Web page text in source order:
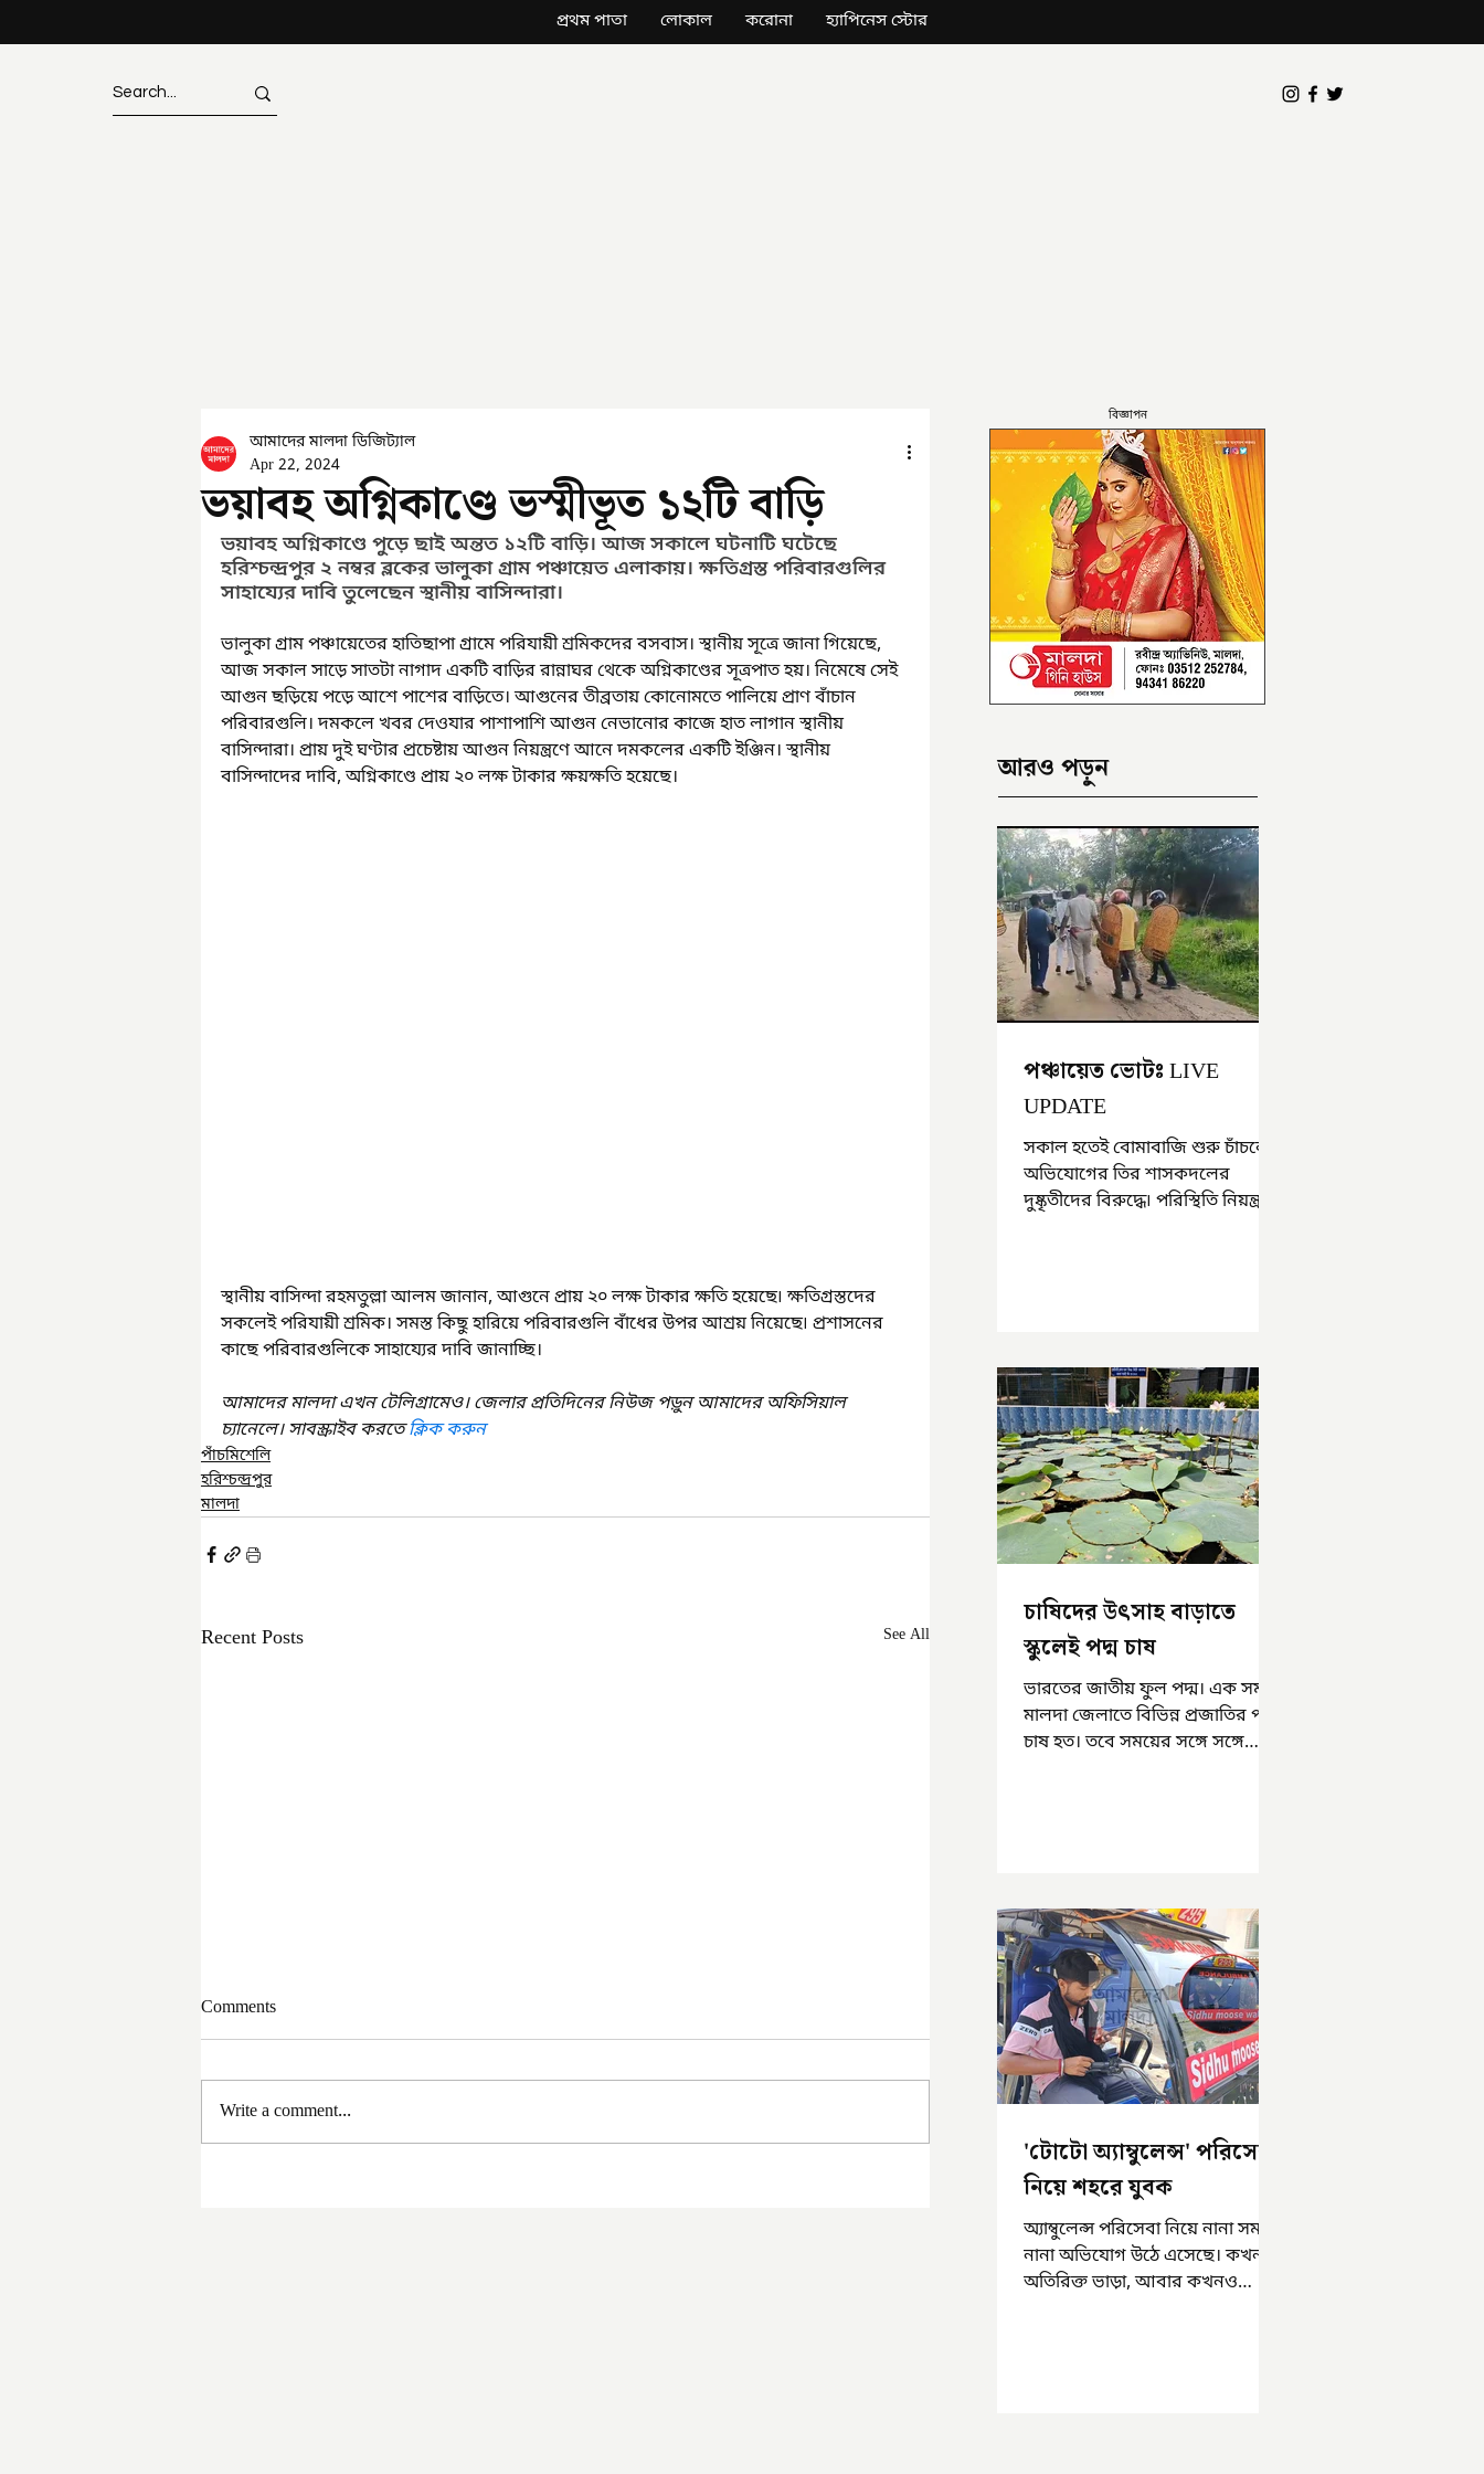
প্রথম পাতা লোকাল করোনা হ্যাপিনেস স্টোর
ভয়াবহ অগ্নিকাণ্ডে ভস্মীভূত ১২টি বাড়ি
আমাদের মালদা ডিজিট্যাল
Apr 22, 2024
ভয়াবহ অগ্নিকাণ্ডে পুড়ে ছাই অন্তত ১২টি বাড়ি। আজ সকালে ঘটনাটি ঘটেছে
হরিশ্চন্দ্রপুর ২ নম্বর ব্লকের ভালুকা গ্রাম পঞ্চায়েত এলাকায়। ক্ষতিগ্রস্ত পরিবারগুলির
সাহায্যের দাবি তুলেছেন স্থানীয় বাসিন্দারা।
ভালুকা গ্রাম পঞ্চায়েতের হাতিছাপা গ্রামে পরিযায়ী শ্রমিকদের বসবাস। স্থানীয় সূত্রে জানা গিয়েছে,
আজ সকাল সাড়ে সাতটা নাগাদ একটি বাড়ির রান্নাঘর থেকে অগ্নিকাণ্ডের সূত্রপাত হয়। নিমেষে সেই
আগুন ছড়িয়ে পড়ে আশে পাশের বাড়িতে। আগুনের তীব্রতায় কোনোমতে পালিয়ে প্রাণ বাঁচান
পরিবারগুলি। দমকলে খবর দেওযার পাশাপাশি আগুন নেভানোর কাজে হাত লাগান স্থানীয়
বাসিন্দারা। প্রায় দুই ঘণ্টার প্রচেষ্টায় আগুন নিয়ন্ত্রণে আনে দমকলের একটি ইঞ্জিন। স্থানীয়
বাসিন্দাদের দাবি, অগ্নিকাণ্ডে প্রায় ২০ লক্ষ টাকার ক্ষয়ক্ষতি হয়েছে।
স্থানীয় বাসিন্দা রহমতুল্লা আলম জানান, আগুনে প্রায় ২০ লক্ষ টাকার ক্ষতি হয়েছে৷ ক্ষতিগ্রস্তদের
সকলেই পরিযায়ী শ্রমিক। সমস্ত কিছু হারিয়ে পরিবারগুলি বাঁধের উপর আশ্রয় নিয়েছে৷ প্রশাসনের
কাছে পরিবারগুলিকে সাহায্যের দাবি জানাচ্ছি।
আমাদের মালদা এখন টেলিগ্রামেও। জেলার প্রতিদিনের নিউজ পড়ুন আমাদের অফিসিয়াল
চ্যানেলে। সাবস্ক্রাইব করতে ক্লিক করুন
পাঁচমিশেলি
হরিশ্চন্দ্রপুর
মালদা
Recent Posts See All
Comments
Write a comment...
বিজ্ঞাপন
আরও পড়ুন
পঞ্চায়েত ভোটঃ LIVE
UPDATE
সকাল হতেই বোমাবাজি শুরু চাঁচলে৷
অভিযোগের তির শাসকদলের
দুষ্কৃতীদের বিরুদ্ধে৷ পরিস্থিতি নিয়ন্ত্রণে
চাষিদের উৎসাহ বাড়াতে
স্কুলেই পদ্ম চাষ
ভারতের জাতীয় ফুল পদ্ম। এক সময়
মালদা জেলাতে বিভিন্ন প্রজাতির পদ্ম
চাষ হত। তবে সময়ের সঙ্গে সঙ্গে
'টোটো অ্যাম্বুলেন্স' পরিসেবা
নিয়ে শহরে যুবক
অ্যাম্বুলেন্স পরিসেবা নিয়ে নানা সময়
নানা অভিযোগ উঠে এসেছে। কখনও
অতিরিক্ত ভাড়া, আবার কখনও